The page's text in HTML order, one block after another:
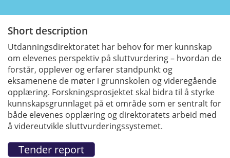
Short description
Utdanningsdirektoratet har behov for mer kunnskap
om elevenes perspektiv på sluttvurdering – hvordan de
forstår, opplever og erfarer standpunkt og
eksamenene de møter i grunnskolen og videregående
opplæring. Forskningsprosjektet skal bidra til å styrke
kunnskapsgrunnlaget på et område som er sentralt for
både elevenes opplæring og direktoratets arbeid med
å videreutvikle sluttvurderingssystemet.